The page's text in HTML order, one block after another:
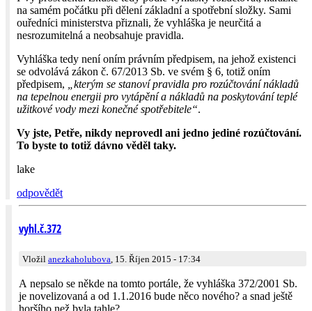
na samém počátku při dělení základní a spotřební složky. Sami
ouředníci ministerstva přiznali, že vyhláška je neurčitá a
nesrozumitelná a neobsahuje pravidla.
Vyhláška tedy není oním právním předpisem, na jehož existenci
se odvolává zákon č. 67/2013 Sb. ve svém § 6, totiž oním
předpisem,
„kterým se stanoví pravidla pro rozúčtování nákladů
na tepelnou energii pro vytápění a nákladů na poskytování teplé
užitkové vody mezi konečné spotřebitele“.
Vy jste, Petře, nikdy neprovedl ani jedno jediné rozúčtování.
To byste to totiž dávno věděl taky.
lake
odpovědět
vyhl.č.372
Vložil anezkaholubova, 15. Říjen 2015 - 17:34
A nepsalo se někde na tomto portále, že vyhláška 372/2001 Sb.
je novelizovaná a od 1.1.2016 bude něco nového? a snad ještě